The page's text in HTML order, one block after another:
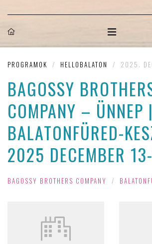
PROGRAMOK / HELLOBALATON / 2025.
BAGOSSY
COMPANY – ÜNNEP |
BALATONFÜRED-
2025 DECEMBER
BAGOSSY BROTHERS COMPANY /